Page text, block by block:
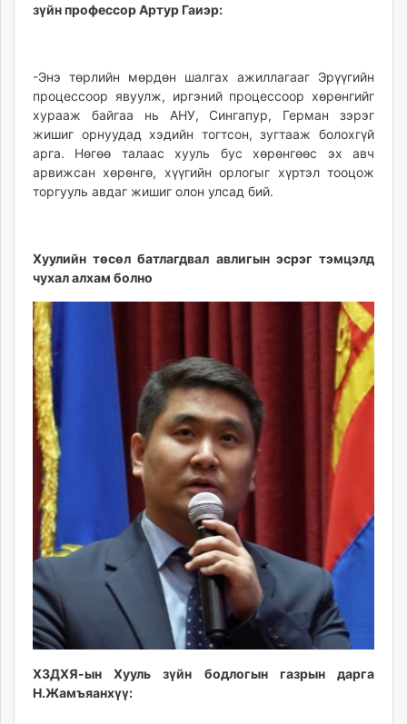
зүйн профессор Артур Гаиэр:
-Энэ төрлийн мөрдөн шалгах ажиллагааг Эрүүгийн
процессоор явуулж, иргэний процессоор хөрөнгийг
хурааж байгаа нь АНУ, Сингапур, Герман зэрэг
жишиг орнуудад хэдийн тогтсон, зугтааж болохгүй
арга. Нөгөө талаас хууль бус хөрөнгөөс эх авч
арвижсан хөрөнгө, хүүгийн орлогыг хүртэл тооцож
торгууль авдаг жишиг олон улсад бий.
Хуулийн төсөл батлагдвал авлигын эсрэг тэмцэлд
чухал алхам болно
ХЗДХЯ-ын Хууль зүйн бодлогын газрын дарга
Н.Жамъяанхүү: